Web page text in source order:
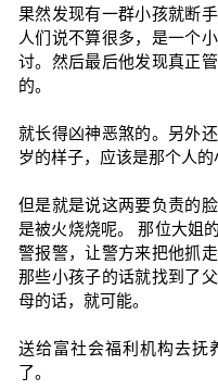
果然发现有一群小孩就断
人们说不算很多，是一个
讨。然后最后他发现真正
的。
就长得凶神恶煞的。另外
岁的样子，应该是那个人的
但是就是说这两要负责的
是被火烧烧呢。 那位大姐
警报警，让警方来把他抓
那些小孩子的话就找到了
母的话，就可能。
送给富社会福利机构去抚
了。